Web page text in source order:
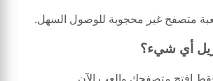
متصفح غير محجوبة للوصول السهل.
أي شيء؟
فقط افتح متصفحك والعب الآن.